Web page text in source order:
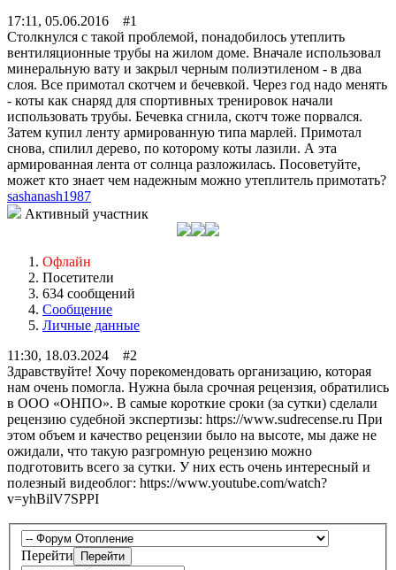
17:11, 05.06.2016 #1
Столкнулся с такой проблемой, понадобилось утеплить
вентиляционные трубы на жилом доме. Вначале использовал
минеральную вату и закрыл черным полиэтиленом - в два
слоя. Все примотал скотчем и бечевкой. Через год надо менять
- коты как снаряд для спортивных тренировок начали
использовать трубы. Бечевка сгнила, скотч тоже порвался.
Затем купил ленту армированную типа марлей. Примотал
снова, спилил дерево, по которому коты лазили. А эта
армированная лента от солнца разложилась. Посоветуйте,
может кто знает чем надежным можно утеплитель примотать?
sashanash1987
Активный участник
Офлайн
Посетители
634 сообщений
Сообщение
Личные данные
11:30, 18.03.2024 #2
Здравствуйте! Хочу порекомендовать организацию, которая
нам очень помогла. Нужна была срочная рецензия, обратились
в ООО «ОНПО». В самые короткие сроки (за сутки) сделали
рецензию судебной экспертизы: https://www.sudrecense.ru При
этом объем и качество рецензии было на высоте, мы даже не
ожидали, что такую разгромную рецензию можно
подготовить всего за сутки. У них есть очень интересный и
полезный видеоблог: https://www.youtube.com/watch?
v=yhBilV7SPPI
Перейти